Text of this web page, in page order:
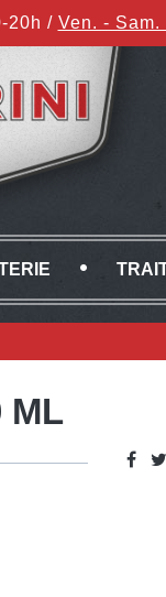
20h / Ven. - Sam.
ML